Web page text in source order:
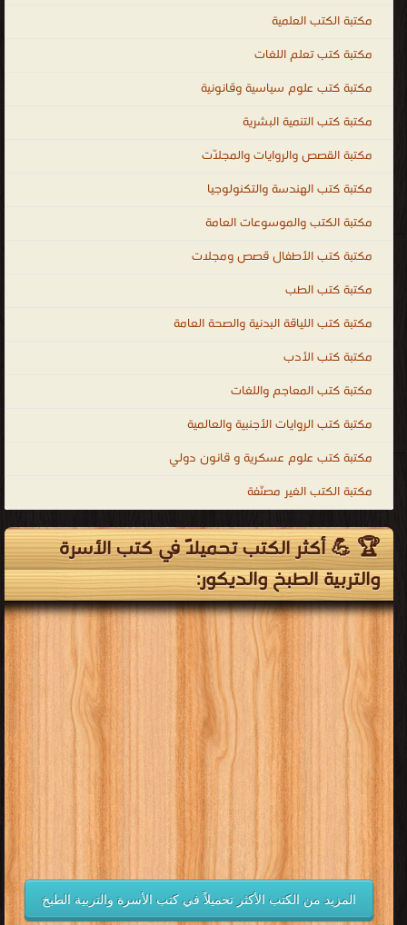
مكتبة الكتب العلمية
مكتبة كتب تعلم اللغات
مكتبة كتب علوم سياسية وقانونية
مكتبة كتب التنمية البشرية
مكتبة القصص والروايات والمجلّات
مكتبة كتب الهندسة والتكنولوجيا
مكتبة الكتب والموسوعات العامة
مكتبة كتب الأطفال قصص ومجلات
مكتبة كتب الطب
مكتبة كتب اللياقة البدنية والصحة العامة
مكتبة كتب الأدب
مكتبة كتب المعاجم واللغات
مكتبة كتب الروايات الأجنبية والعالمية
مكتبة كتب علوم عسكرية و قانون دولي
مكتبة الكتب الغير مصنّفة
🏆 💪 أكثر الكتب تحميلاً في كتب الأسرة
والتربية الطبخ والديكور:
المزيد من الكتب الأكثر تحميلاً في كتب الأسرة والتربية الطبخ